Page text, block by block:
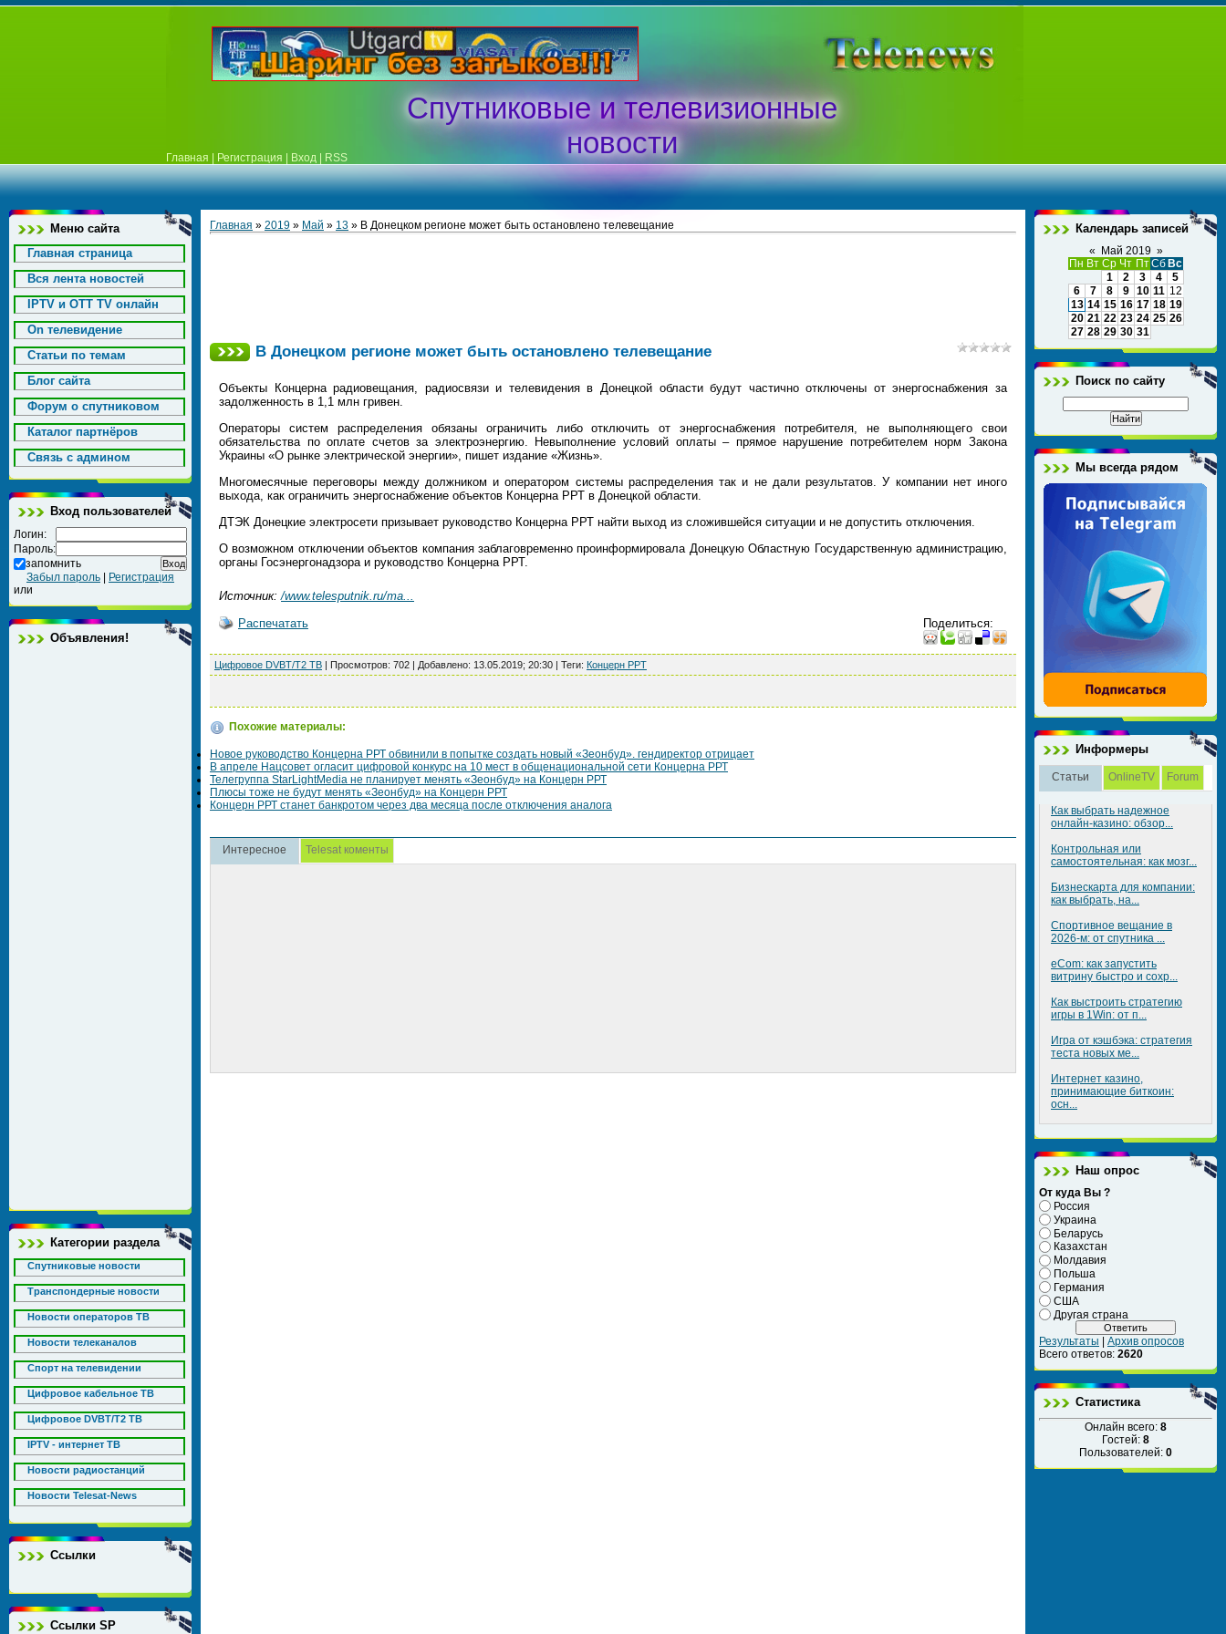
Спутниковые и телевизионные
новости
Главная Регистрация Вход RSS
Меню сайта
Главная страница
Вся лента новостей
IPTV и OTT TV онлайн
On телевидение
Статьи по темам
Блог сайта
Форум о спутниковом
Каталог партнёров
Cвязь с админом
Вход пользователей
Логин:
Пароль:
запомнить
Забыл пароль
Регистрация
или
Объявления!
Категории раздела
Спутниковые новости
Транспондерные новости
Новости операторов ТВ
Новости телеканалов
Спорт на телевидении
Цифровое кабельное ТВ
Цифровое DVBT/T2 ТВ
IPTV - интернет ТВ
Новости радиостанций
Новости Telesat-News
Ссылки
Ссылки SP
Главная » 2019 » Май » 13 » В Донецком регионе может быть остановлено телевещание
В Донецком регионе может быть остановлено телевещание
Объекты Концерна радиовещания, радиосвязи и телевидения в Донецкой области будут частично отключены от энергоснабжения за
задолженность в 1,1 млн гривен.
Операторы систем распределения обязаны ограничить либо отключить от энергоснабжения потребителя, не выполняющего свои
обязательства по оплате счетов за электроэнергию. Невыполнение условий оплаты – прямое нарушение потребителем норм Закона
Украины «О рынке электрической энергии», пишет издание «Жизнь».
Многомесячные переговоры между должником и оператором системы распределения так и не дали результатов. У компании нет иного
выхода, как ограничить энергоснабжение объектов Концерна РРТ в Донецкой области.
ДТЭК Донецкие электросети призывает руководство Концерна РРТ найти выход из сложившейся ситуации и не допустить отключения.
О возможном отключении объектов компания заблаговременно проинформировала Донецкую Областную Государственную администрацию,
органы Госэнергонадзора и руководство Концерна РРТ.
Источник:/www.telesputnik.ru/ma...
Распечатать
Поделиться:
Цифровое DVBT/T2 ТВ | Просмотров: 702 | Добавлено: 13.05.2019; 20:30 | Теги: Концерн РРТ
Похожие материалы:
Новое руководство Концерна РРТ обвинили в попытке создать новый «Зеонбуд». гендиректор отрицает
В апреле Нацсовет огласит цифровой конкурс на 10 мест в общенациональной сети Концерна РРТ
Телегруппа StarLightMedia не планирует менять «Зеонбуд» на Концерн РРТ
Плюсы тоже не будут менять «Зеонбуд» на Концерн РРТ
Концерн РРТ станет банкротом через два месяца после отключения аналога
Интересное Telesat коменты
Календарь записей
« Май 2019 »
Пн Вт Ср Чт ПтСб Вс
1
2 3 4
5
6
7 8 9 10 11 12
13 14 15 16 17 18 19
20 21 22 23 24 25 26
27 28 29 30 31
Поиск по сайту
Мы всегда рядом
Информеры
Статьи OnlineTV Forum
Как выбрать надежное
онлайн-казино: обзор...
Контрольная или
самостоятельная: как мозг...
Бизнескарта для компании:
как выбрать, на...
Спортивное вещание в
2026-м: от спутника ...
eCom: как запустить
витрину быстро и сохр...
Как выстроить стратегию
игры в 1Win: от п...
Игра от кэшбэка: стратегия
теста новых ме...
Интернет казино,
принимающие биткоин:
осн...
Наш опрос
От куда Вы ?
Россия
Украина
Беларусь
Казахстан
Молдавия
Польша
Германия
США
Другая страна
Результаты
Архив опросов
Всего ответов: 2620
Статистика
Онлайн всего: 8
Гостей: 8
Пользователей: 0